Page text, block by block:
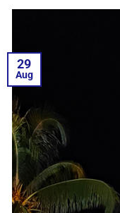
29
Aug